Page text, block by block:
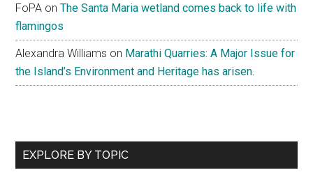
FoPA onThe Santa Maria wetland comes back to life with
flamingos
Alexandra Williams on Marathi Quarries: A Major Issue for
the Island’s Environment and Heritage has arisen.
EXPLORE BY TOPIC